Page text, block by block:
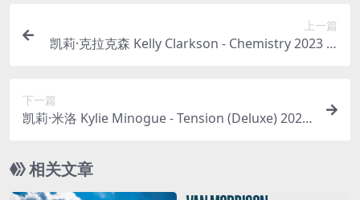
上一篇
凯莉·克拉克森 Kelly Clarkson - Chemistry 2023 [2
下一篇
凯莉·米洛 Kylie Minogue - Tension (Deluxe) 2023
相关文章